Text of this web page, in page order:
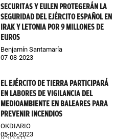
SECURITAS Y EULEN PROTEGERÁN LA
SEGURIDAD DEL EJÉRCITO ESPAÑOL EN
IRAK Y LETONIA POR 9 MILLONES DE
EUROS
Benjamín Santamaría
07-08-2023
EL EJÉRCITO DE TIERRA PARTICIPARÁ
EN LABORES DE VIGILANCIA DEL
MEDIOAMBIENTE EN BALEARES PARA
PREVENIR INCENDIOS
OKDIARIO
05-06-2023